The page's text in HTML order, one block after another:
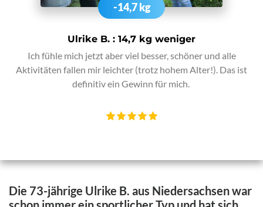
-14,7 kg
Ulrike B. : 14,7 kg weniger
Ich fühle mich jetzt aber viel besser, schöner und alle
Aktivitäten fallen mir leichter (trotz hohem Alter!). Das ist
definitiv ein Gewinn für mich.
Die 73-jährige Ulrike B. aus Niedersachsen war